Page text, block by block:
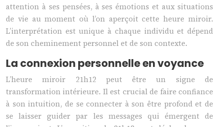
attention à ses pensées, à ses émotions et aux situations
de vie au moment où l’on aperçoit cette heure miroir.
L’interprétation est unique à chaque individu et dépend
de son cheminement personnel et de son contexte.
La connexion personnelle en voyance
L’heure miroir 21h12 peut être un signe de
transformation intérieure. Il est crucial de faire confiance
à son intuition, de se connecter à son être profond et de
se laisser guider par les messages qui émergent de